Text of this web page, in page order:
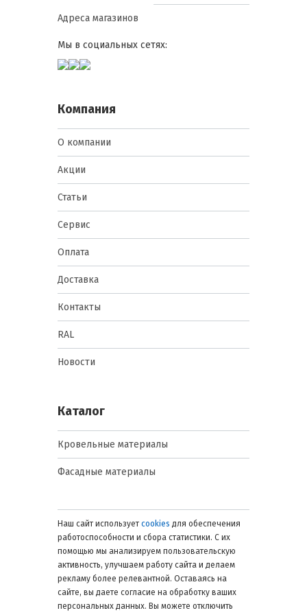
время установки, снижает
точность сборки.
углубленный анализ типов
Коньковые элементы
скатов от осадков и способствуют
пространства, предотвращая
Особенности: длина и профиль
рассчитаны на стандартные листы
Ондулин SMART; возможно
использование нескольких
модулей для длинных коньков.
Нюансы применения: важно
менее 10 см, чтобы исключить
проникновение воды.
вентиляционных элементов.
Ендовы и внутренние углы
Преимущества: предотвращают
протечки в местах сложного стыка
листов; защищают конструкцию от
влаги.
Особенности: имеют V-образный
профиль, точно повторяющий
форму волн Ондулин SMART, что
обеспечивает плотное прилегание.
Адреса магазинов
Мы в социальных сетях:
Компания
О компании
Акции
Статьи
Сервис
Оплата
Доставка
Контакты
RAL
Новости
Каталог
Кровельные материалы
Фасадные материалы
Наш сайт использует cookies для обеспечения
работоспособности и сбора статистики. С их
помощью мы анализируем пользовательскую
активность, улучшаем работу сайта и делаем
рекламу более релевантной. Оставаясь на
сайте, вы даете согласие на обработку ваших
персональных данных. Вы можете отключить